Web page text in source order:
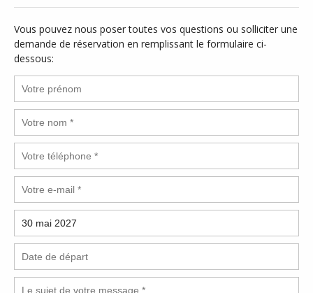
Vous pouvez nous poser toutes vos questions ou solliciter une
demande de réservation en remplissant le formulaire ci-
dessous: